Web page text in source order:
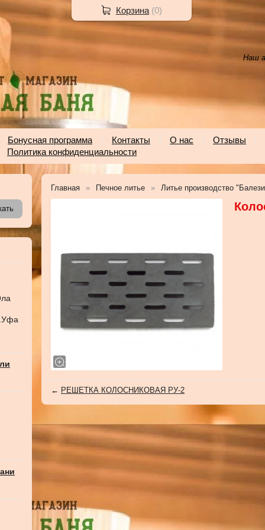
Наш
Бонусная программа Контакты О нас
Отзывы
Политика конфиденциальности
Главная Печное литье Литье производство
← РЕШЕТКА КОЛОСНИКОВАЯ РУ-2
Корзина (0)